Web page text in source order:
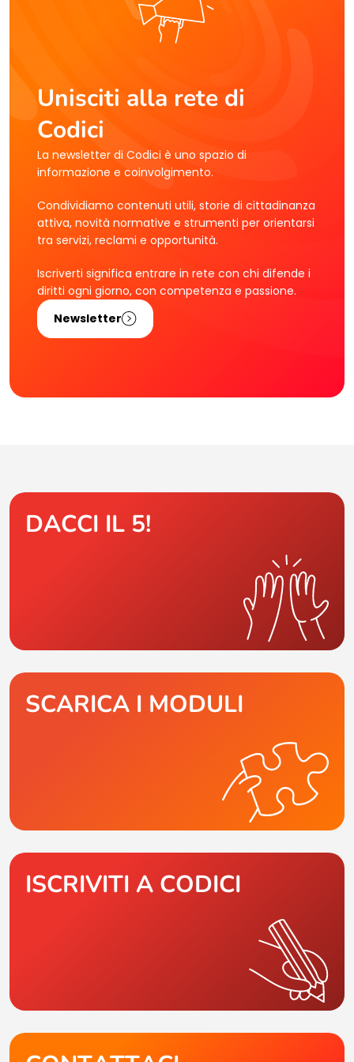
Unisciti alla rete di
Codici
La newsletter di Codici è uno spazio di
informazione e coinvolgimento.
Condividiamo contenuti utili, storie di cittadinanza
attiva, novità normative e strumenti per orientarsi
tra servizi, reclami e opportunità.
Iscriverti significa entrare in rete con chi difende i
diritti ogni giorno, con competenza e passione.
Newsletter
DACCI IL 5!
SCARICA I MODULI
ISCRIVITI A CODICI